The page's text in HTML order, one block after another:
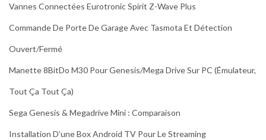
Vannes Connectées Eurotronic Spirit Z-Wave Plus
Commande De Porte De Garage Avec Tasmota Et Détection
Ouvert/fermé
Manette 8BitDo M30 Pour Genesis/Mega Drive Sur PC (émulateur,
Tout Ça Tout Ça)
Sega Genesis & Megadrive Mini : Comparaison
Installation D’une Box Android TV Pour Le Streaming